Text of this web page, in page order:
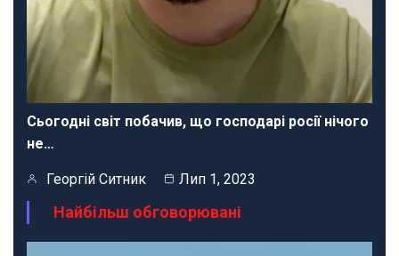
Сьогодні світ побачив, що господарі росії нічого
не…
Георгій Ситник Лип 1, 2023
Найбільш обговорювані